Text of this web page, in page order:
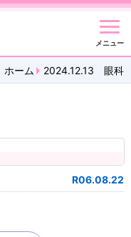
メニュー
ホーム 2024.12.13 眼科
R06.08.22